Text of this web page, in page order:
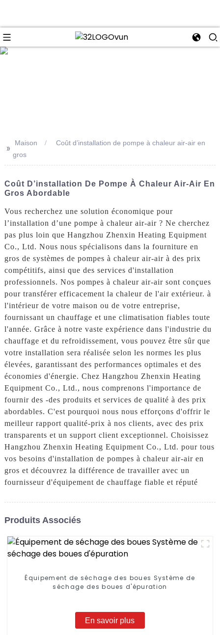
>> Maison
Coût d’installation de pompe à chaleur air-air en
gros
Coût D’installation De Pompe À Chaleur Air-Air En
Gros Abordable
Vous recherchez une solution économique pour
l’installation d’une pompe à chaleur air-air ? Ne cherchez
pas plus loin que Hangzhou Zhenxin Heating Equipment
Co., Ltd. Nous nous spécialisons dans la fourniture en
gros de systèmes de pompes à chaleur air-air à des prix
compétitifs, ainsi que des services d'installation
professionnels. Nos pompes à chaleur air-air sont conçues
pour transférer efficacement la chaleur de l'air extérieur. à
l'intérieur de votre maison ou de votre entreprise,
fournissant un chauffage et une climatisation fiables toute
l'année. Grâce à notre vaste expérience dans l'industrie du
chauffage et du refroidissement, vous pouvez être sûr que
votre installation sera réalisée selon les normes les plus
élevées, garantissant des performances optimales et des
économies d'énergie. Chez Hangzhou Zhenxin Heating
Equipment Co., Ltd., nous comprenons l'importance de
fournir des -des produits et services de qualité à des prix
abordables. C'est pourquoi nous nous efforçons d'offrir le
meilleur rapport qualité-prix à nos clients, avec des prix
transparents et un support client exceptionnel. Choisissez
Hangzhou Zhenxin Heating Equipment Co., Ltd. pour tous
vos besoins d'installation de pompes à chaleur air-air en
gros et découvrez la différence de travailler avec un
fournisseur d'équipement de chauffage fiable et réputé
Produits Associés
Équipement de séchage des boues Système de
séchage des boues d'épuration
En savoir plus